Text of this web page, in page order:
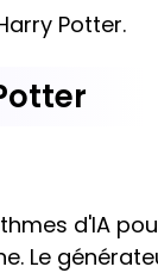
Potter.
d'IA
Le